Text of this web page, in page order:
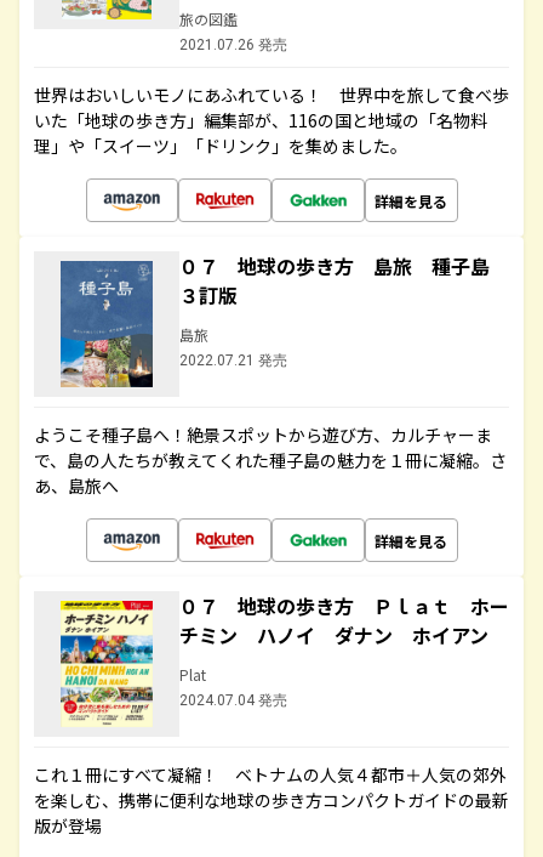
旅の図鑑
2021.07.26 発売
世界はおいしいモノにあふれている！ 世界中を旅して食べ歩
いた「地球の歩き方」編集部が、116の国と地域の「名物料
理」や「スイーツ」「ドリンク」を集めました。
詳細を見る
０７ 地球の歩き方 島旅 種子島
３訂版
島旅
2022.07.21 発売
ようこそ種子島へ！絶景スポットから遊び方、カルチャーま
で、島の人たちが教えてくれた種子島の魅力を１冊に凝縮。さ
あ、島旅へ
詳細を見る
０７ 地球の歩き方 Ｐｌａｔ ホー
チミン ハノイ ダナン ホイアン
Plat
2024.07.04 発売
これ１冊にすべて凝縮！ ベトナムの人気４都市＋人気の郊外
を楽しむ、携帯に便利な地球の歩き方コンパクトガイドの最新
版が登場